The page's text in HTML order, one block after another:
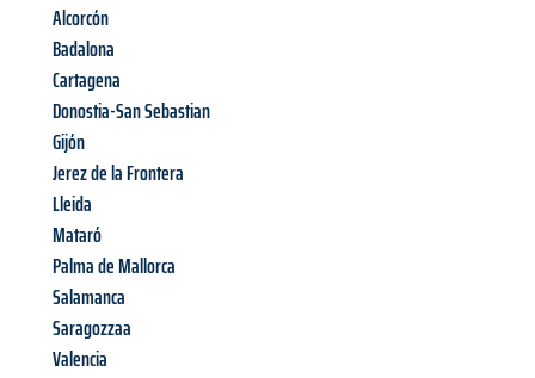
Alcorcón
Badalona
Cartagena
Donostia-San Sebastian
Gijón
Jerez de la Frontera
Lleida
Mataró
Palma de Mallorca
Salamanca
Saragozzaa
Valencia